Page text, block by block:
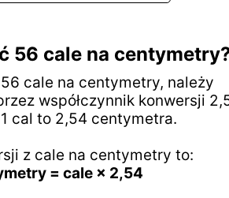
56 cale na
cale na centymetry, należy
współczynnik konwersji
cal to 2,54 centymetra.
z cale na centymetry to:
= cale × 2,54